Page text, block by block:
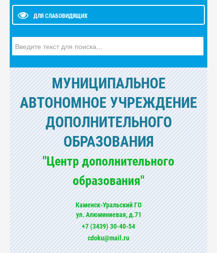
ДЛЯ СЛАБОВИДЯЩИХ
МУНИЦИПАЛЬНОЕ
АВТОНОМНОЕ УЧРЕЖДЕНИЕ
ДОПОЛНИТЕЛЬНОГО
ОБРАЗОВАНИЯ
"Центр дополнительного
образования"
Каменск-Уральский ГО
ул. Алюминиевая, д.71
+7 (3439) 30-40-54
cdoku@mail.ru